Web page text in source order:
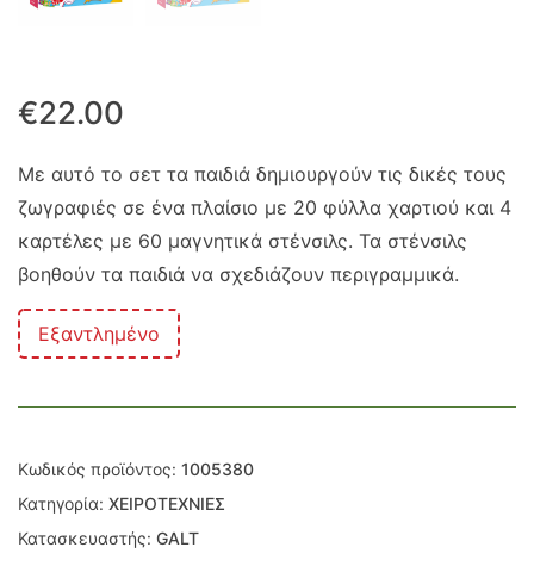
€22.00
Με αυτό το σετ τα παιδιά δημιουργούν τις δικές τους
ζωγραφιές σε ένα πλαίσιο με 20 φύλλα χαρτιού και 4
καρτέλες με 60 μαγνητικά στένσιλς. Τα στένσιλς
βοηθούν τα παιδιά να σχεδιάζουν περιγραμμικά.
Εξαντλημένο
Κωδικός προϊόντος: 1005380
Κατηγορία: ΧΕΙΡΟΤΕΧΝΙΕΣ
Κατασκευαστής: GALT